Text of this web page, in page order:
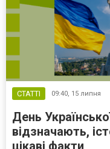
СТАТТІ 09:40, 15 липня
День
відзначають,
цікаві факти